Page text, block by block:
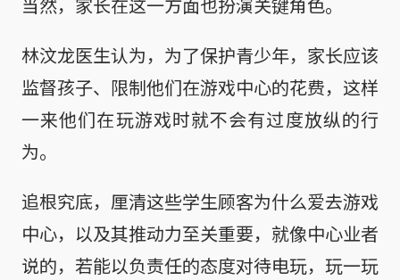
林汶龙医生认为，为了保护青少年，家长应该
监督孩子、限制他们在游戏中心的花费，这样
一来他们在玩游戏时就不会有过度放纵的行
为。
追根究底，厘清这些学生顾客为什么爱去游戏
中心，以及其推动力至关重要，就像中心业者
说的，若能以负责任的态度对待电玩，玩一玩